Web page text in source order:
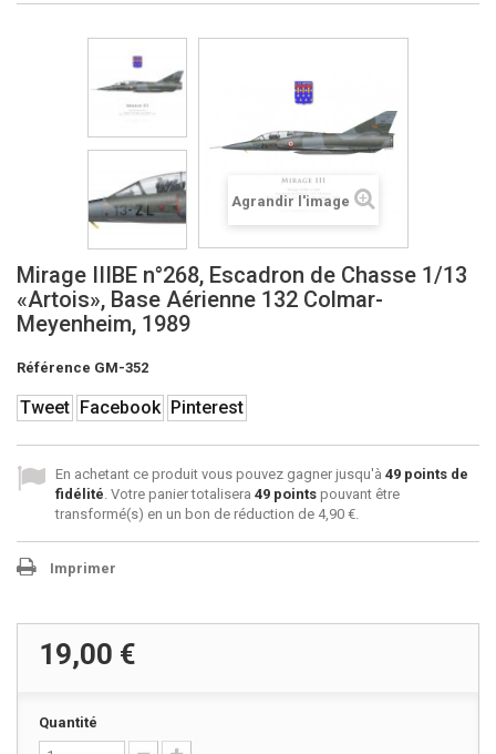
Agrandir l'image
Mirage IIIBE n°268, Escadron de Chasse 1/13
«Artois», Base Aérienne 132 Colmar-
Meyenheim, 1989
Référence GM-352
Tweet Facebook Pinterest
En achetant ce produit vous pouvez gagner jusqu'à 49 points de
fidélité. Votre panier totalisera 49 points pouvant être
transformé(s) en un bon de réduction de 4,90 €.
Imprimer
19,00 €
Quantité